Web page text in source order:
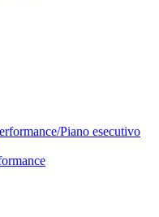
Piano esecutivo